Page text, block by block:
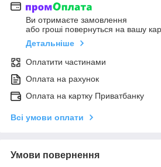
Ви отримаєте замовлення
або гроші повернуться на вашу
Детальніше
Оплатити частинами
Оплата на рахунок
Оплата на картку Приватбанку
Всі умови оплати
Умови повернення